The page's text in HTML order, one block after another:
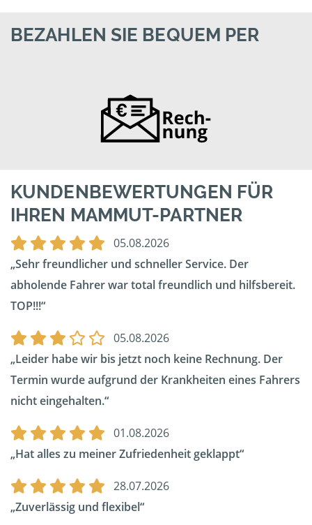
BEZAHLEN SIE BEQUEM PER
KUNDENBEWERTUNGEN FÜR
IHREN MAMMUT-PARTNER
05.08.2026
Sehr freundlicher und schneller Service. Der
abholende Fahrer war total freundlich und hilfsbereit.
TOP!!!
05.08.2026
Leider habe wir bis jetzt noch keine Rechnung. Der
Termin wurde aufgrund der Krankheiten eines Fahrers
nicht eingehalten.
01.08.2026
Hat alles zu meiner Zufriedenheit geklappt
28.07.2026
Zuverlässig und flexibel